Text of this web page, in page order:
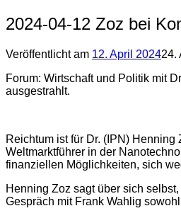
2024-04-12 Zoz bei
Veröffentlicht am 12. April 202424.
Forum: Wirtschaft und Politik mit
ausgestrahlt.
Reichtum ist für Dr. (IPN)
Weltmarktführer in der
finanziellen Möglichkeiten, sich
Henning Zoz sagt über sich
Gespräch mit Frank Wahlig